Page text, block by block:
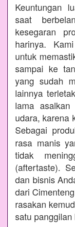
Keuntungan
saat
kesegaran
harinya.
untuk
sampai ke
yang sudah
lainnya
lama
udara, karena
Sebagai
rasa manis
tidak
(aftertaste).
dan bisnis
dari
rasakan
satu